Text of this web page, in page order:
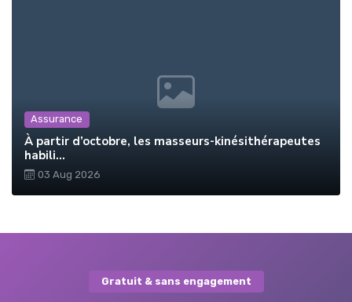
Assurance
À partir d’octobre, les masseurs-kinésithérapeutes
habili...
03 Aug 2026
Gratuit & sans engagement